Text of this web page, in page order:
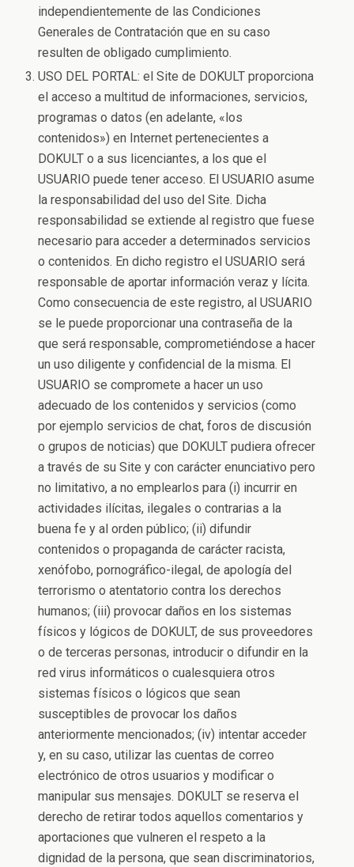
independientemente de las Condiciones
Generales de Contratación que en su caso
resulten de obligado cumplimiento.
USO DEL PORTAL: el Site de DOKULT proporciona
el acceso a multitud de informaciones, servicios,
programas o datos (en adelante, «los
contenidos») en Internet pertenecientes a
DOKULT o a sus licenciantes, a los que el
USUARIO puede tener acceso. El USUARIO asume
la responsabilidad del uso del Site. Dicha
responsabilidad se extiende al registro que fuese
necesario para acceder a determinados servicios
o contenidos. En dicho registro el USUARIO será
responsable de aportar información veraz y lícita.
Como consecuencia de este registro, al USUARIO
se le puede proporcionar una contraseña de la
que será responsable, comprometiéndose a hacer
un uso diligente y confidencial de la misma. El
USUARIO se compromete a hacer un uso
adecuado de los contenidos y servicios (como
por ejemplo servicios de chat, foros de discusión
o grupos de noticias) que DOKULT pudiera ofrecer
a través de su Site y con carácter enunciativo pero
no limitativo, a no emplearlos para (i) incurrir en
actividades ilícitas, ilegales o contrarias a la
buena fe y al orden público; (ii) difundir
contenidos o propaganda de carácter racista,
xenófobo, pornográfico-ilegal, de apología del
terrorismo o atentatorio contra los derechos
humanos; (iii) provocar daños en los sistemas
físicos y lógicos de DOKULT, de sus proveedores
o de terceras personas, introducir o difundir en la
red virus informáticos o cualesquiera otros
sistemas físicos o lógicos que sean
susceptibles de provocar los daños
anteriormente mencionados; (iv) intentar acceder
y, en su caso, utilizar las cuentas de correo
electrónico de otros usuarios y modificar o
manipular sus mensajes. DOKULT se reserva el
derecho de retirar todos aquellos comentarios y
aportaciones que vulneren el respeto a la
dignidad de la persona, que sean discriminatorios,